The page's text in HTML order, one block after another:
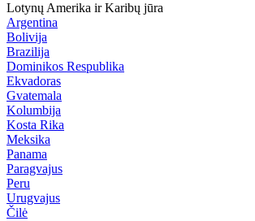
Lotynų Amerika ir Karibų jūra
Argentina
Bolivija
Brazilija
Dominikos Respublika
Ekvadoras
Gvatemala
Kolumbija
Kosta Rika
Meksika
Panama
Paragvajus
Peru
Urugvajus
Čilė